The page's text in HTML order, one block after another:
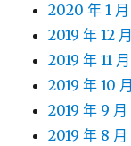
2020 年 1 月
2019 年 12 月
2019 年 11 月
2019 年 10 月
2019 年 9 月
2019 年 8 月